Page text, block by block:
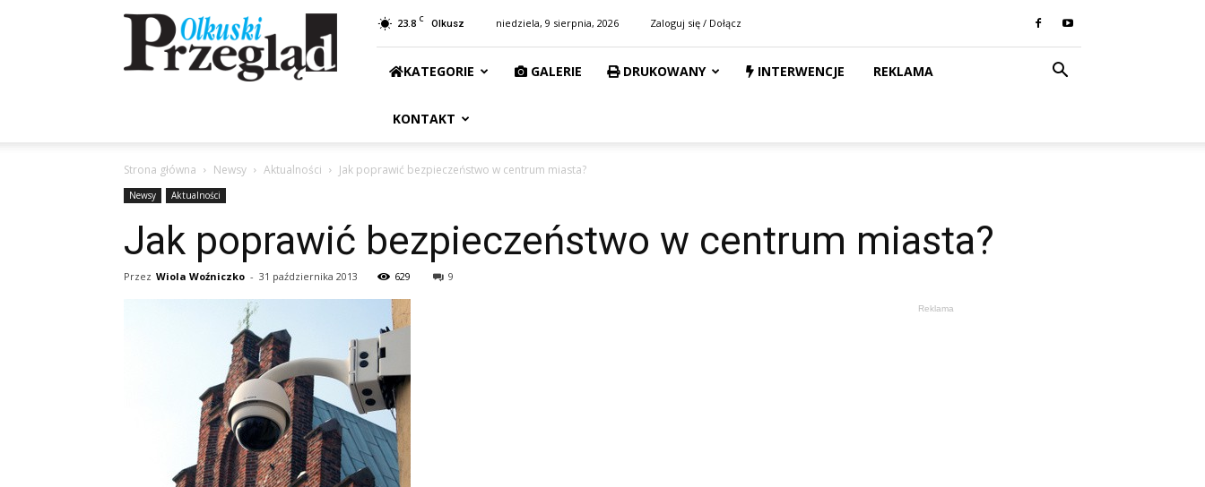
Przegląd
Olkuski
23.8 C Olkusz niedziela, 9 sierpnia, 2026 Zaloguj się / Dołącz
KATEGORIE GALERIE DRUKOWANY INTERWENCJE REKLAMA
KONTAKT
Strona główna Newsy Aktualności Jak poprawić bezpieczeństwo w centrum miasta?
Newsy Aktualności
Jak poprawić bezpieczeństwo w centrum miasta?
Przez Wiola Woźniczko - 31 października 2013 629 9
Reklama